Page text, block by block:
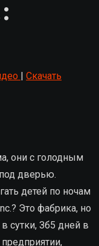
| Скачать
они с голодным
дверью.
детей по ночам
Это фабрика, но
сутки, Зб5 дней в